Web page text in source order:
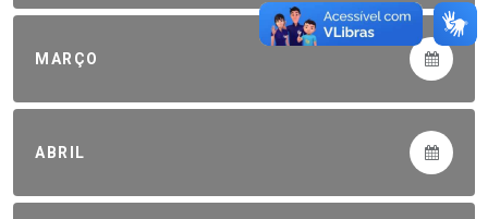
MARÇO
ABRIL